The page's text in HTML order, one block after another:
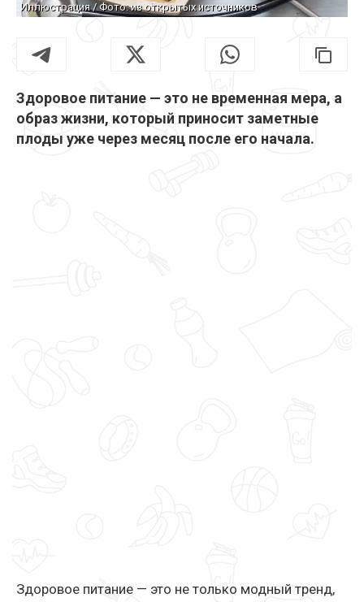
Иллюстрация / Фото: из открытых источников
Здоровое питание — это не временная мера, а
образ жизни, который приносит заметные
плоды уже через месяц после его начала.
Здоровое питание — это не только модный тренд,